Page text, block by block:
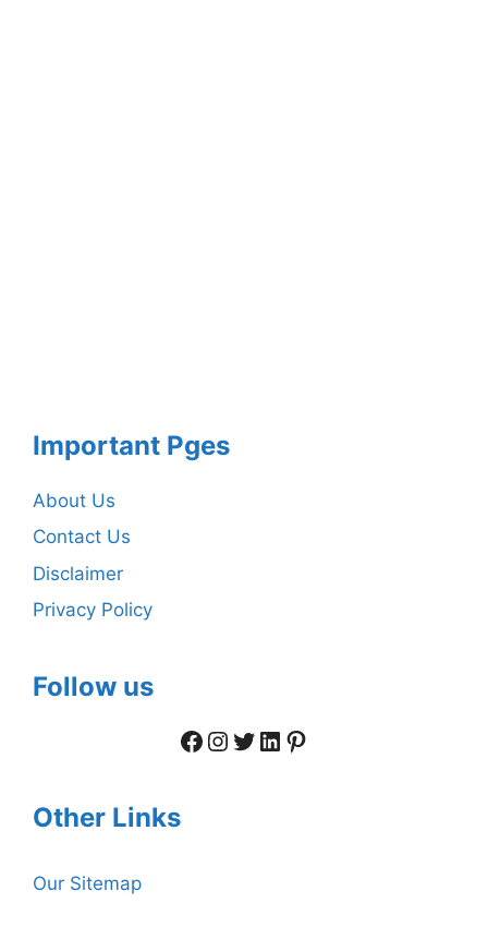
Important Pges
About Us
Contact Us
Disclaimer
Privacy Policy
Follow us
Facebook
Instagram
Twitter
LinkedIn
Pinterest
Other Links
Our Sitemap